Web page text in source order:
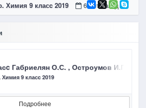
Химия 9 класc 2019 6 лет назад
Габриелян О.С. , Остроумов
9 класc 2019
Подробнее